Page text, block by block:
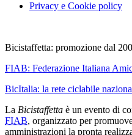
Privacy e Cookie policy
Bicistaffetta: promozione dal
FIAB: Federazione Italiana
BicItalia: la rete ciclabile
La Bicistaffetta è un evento di
FIAB, organizzato per
amministrazioni la pronta